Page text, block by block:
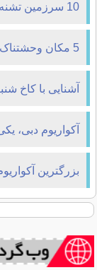
10 سرزمین‌ تشنه دنیا
5 مکان وحشتناک مذهبی از سراسر جهان! (+عکس)
آشنایی با کاخ
آکواریوم دبی،
بزرگترین